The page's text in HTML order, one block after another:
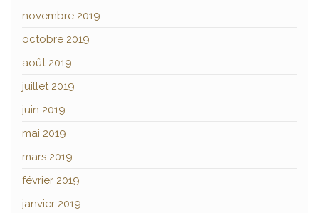
novembre 2019
octobre 2019
août 2019
juillet 2019
juin 2019
mai 2019
mars 2019
février 2019
janvier 2019